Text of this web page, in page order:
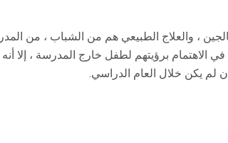
، والعلاج الطبيعي هم من الشباب ، من
برؤيتهم لطفل خارج المدرسة ، إلا أنه
لم يكن خلال العام الدراسي.